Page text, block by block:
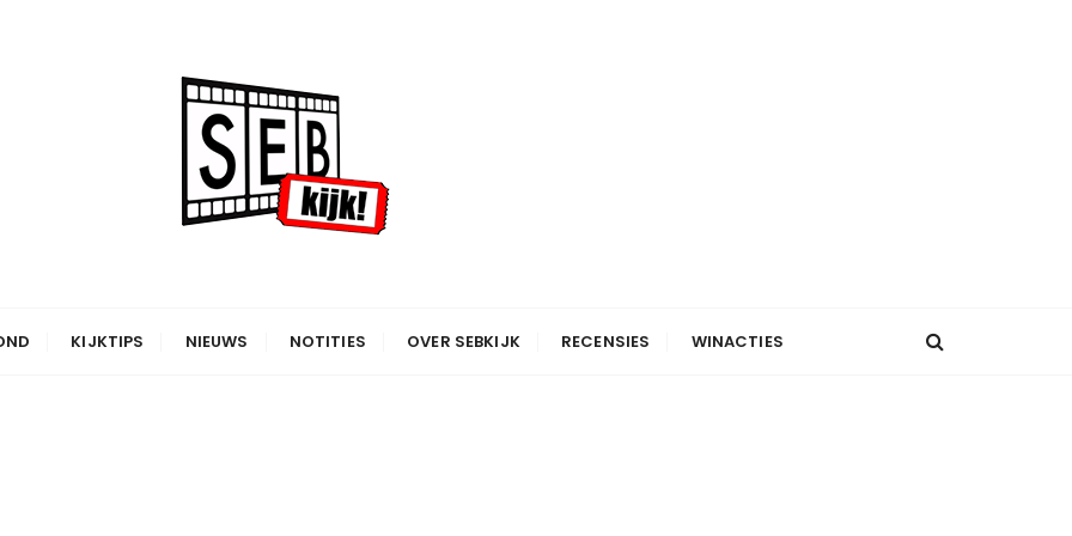
KIJKTIPS NIEUWS NOTITIES OVER SEBKIJK RECENSIES WINACTIES